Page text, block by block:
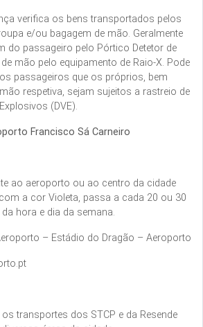
verifica os bens transportados pelos
e/ou bagagem de mão. Geralmente
do passageiro pelo Pórtico Detetor de
mão pelo equipamento de Raio-X. Pode
passageiros que os próprios, bem
respetiva, sejam sujeitos a rastreio de
(DVE).
Francisco Sá Carneiro
ao aeroporto ou ao centro da cidade
a cor Violeta, passa a cada 20 ou 30
hora e dia da semana.
– Estádio do Dragão – Aeroporto
transportes dos STCP e da Resende